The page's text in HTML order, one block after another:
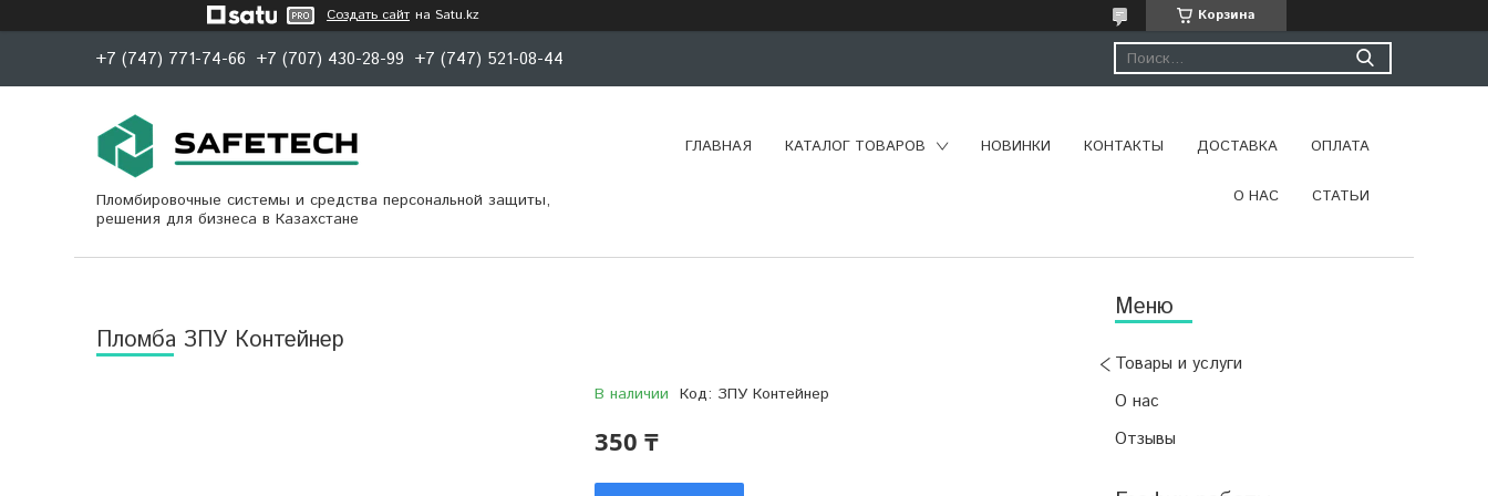
Создать сайт на Satu.kz Корзина
+7 (747) 771-74-66 +7 (707) 430-28-99 +7 (747) 521-08-44
Пломбировочные системы и средства персональной защиты,
решения для бизнеса в Казахстане
ГЛАВНАЯ КАТАЛОГ ТОВАРОВ НОВИНКИ КОНТАКТЫ ДОСТАВКА ОПЛАТА
О НАС СТАТЬИ
Товары и услуги
О нас
Отзывы
Пломба ЗПУ Контейнер
В наличии Код: ЗПУ Контейнер
350 ₸